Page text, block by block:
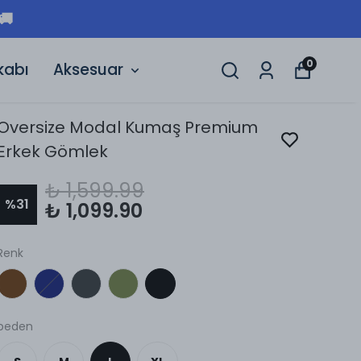
Aksesuar 0
Modal Kumaş Premium
Gömlek
%31
₺ 1,599.99
₺ 1,099.90